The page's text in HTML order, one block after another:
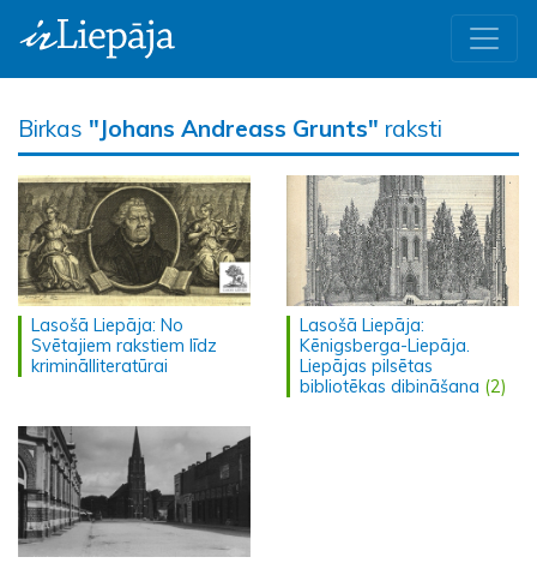
Birkas "Johans Andreass Grunts" raksti
Lasošā Liepāja: No
Svētajiem rakstiem līdz
kriminālliteratūrai
Lasošā Liepāja:
Kēnigsberga-Liepāja.
Liepājas pilsētas
bibliotēkas dibināšana (2)